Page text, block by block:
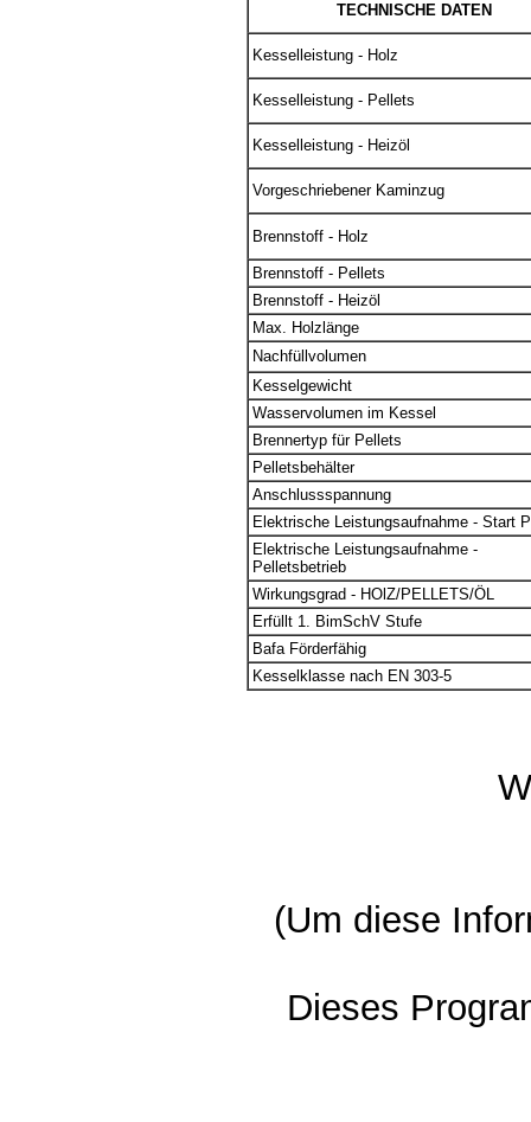
TECHNISCHE DATEN
Kesselleistung - Holz
Kesselleistung - Pellets
Kesselleistung - Heizöl
Vorgeschriebener Kaminzug
Brennstoff - Holz
Brennstoff - Pellets
Brennstoff - Heizöl
Max. Holzlänge
Nachfüllvolumen
Kesselgewicht
Wasservolumen im Kessel
Brennertyp für Pellets
Pelletsbehälter
Anschlussspannung
Elektrische Leistungsaufnahme - Start
Elektrische Leistungsaufnahme -
Pelletsbetrieb
Wirkungsgrad - HOlZ/PELLETS/ÖL
Erfüllt 1. BimSchV Stufe
Bafa Förderfähig
Kesselklasse nach EN 303-5
(Um diese
Dieses